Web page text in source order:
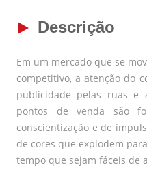
Descrição
Em um mercado que se
competitivo, a atenção do
publicidade pelas ruas e
pontos de venda são
conscientização e de
de cores que explodem
tempo que sejam fáceis de